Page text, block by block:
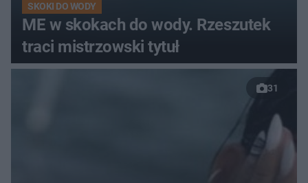
SKOKI DO WODY
ME w skokach do wody. Rzeszutek
traci mistrzowski tytuł
31